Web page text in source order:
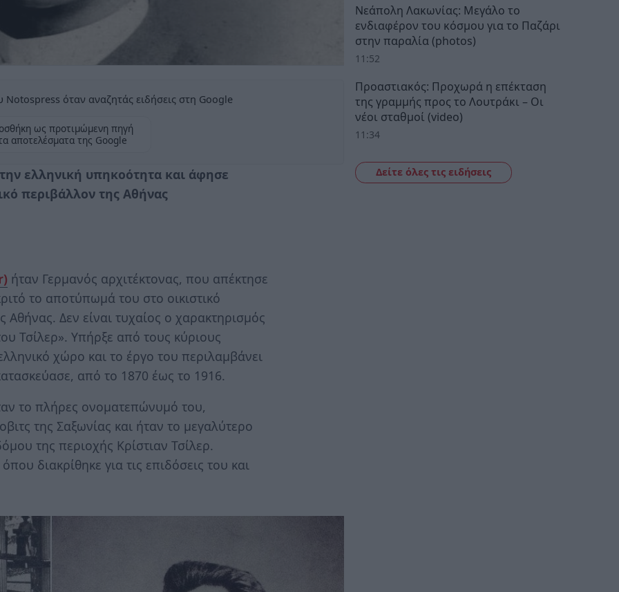
όταν αναζητάς ειδήσεις στη Google
ως προτιμώμενη πηγή
αποτελέσματα της Google
ελληνική υπηκοότητα και άφησε
περιβάλλον της Αθήνας
ήταν Γερμανός αρχιτέκτονας, που απέκτησε
το αποτύπωμά του στο οικιστικό
Αθήνας. Δεν είναι τυχαίος ο χαρακτηρισμός
Τσίλερ». Υπήρξε από τους κύριους
χώρο και το έργο του περιλαμβάνει
από το 1870 έως το 1916.
το πλήρες ονοματεπώνυμό του,
της Σαξωνίας και ήταν το μεγαλύτερο
της περιοχής Κρίστιαν Τσίλερ.
διακρίθηκε για τις επιδόσεις του και
Νεάπολη Λακωνίας: Μεγάλο το
ενδιαφέρον του κόσμου για το Παζάρι
στην παραλία (photos)
11:52
Προαστιακός: Προχωρά η επέκταση
της γραμμής προς το Λουτράκι – Οι
νέοι σταθμοί (video)
11:34
Δείτε όλες τις ειδήσεις